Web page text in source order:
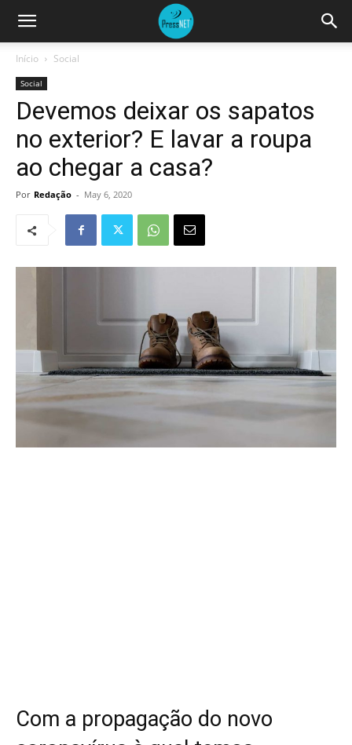
Início Social
Social
Devemos deixar os sapatos
no exterior? E lavar a roupa
ao chegar a casa?
Por Redação - May 6, 2020
Com a propagação do novo